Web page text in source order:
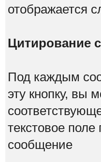
отображается
Цитирование
Под каждым
эту кнопку, вы
текстовое
сообщение